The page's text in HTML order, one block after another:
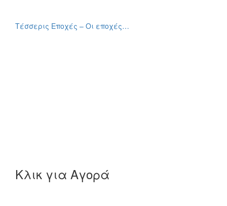
Τέσσερις Εποχές – Οι εποχές…
Κλικ για Αγορά